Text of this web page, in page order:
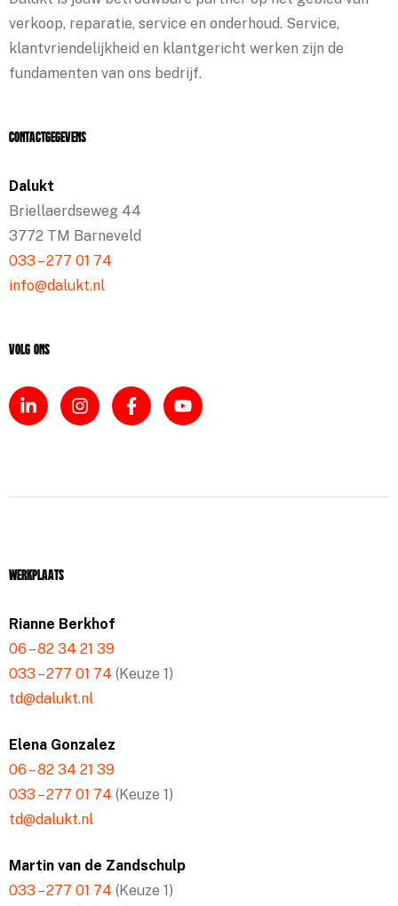
verkoop, reparatie, service en onderhoud. Service,
klantvriendelijkheid en klantgericht werken zijn de
fundamenten van ons bedrijf.
Contactgegevens
Dalukt
Briellaerdseweg 44
3772 TM Barneveld
033 – 277 01 74
info@dalukt.nl
Volg ons
Werkplaats
Rianne Berkhof
06 – 82 34 21 39
033 – 277 01 74 (Keuze 1)
td@dalukt.nl
Elena Gonzalez
06 – 82 34 21 39
033 – 277 01 74 (Keuze 1)
td@dalukt.nl
Martin van de Zandschulp
033 – 277 01 74 (Keuze 1)